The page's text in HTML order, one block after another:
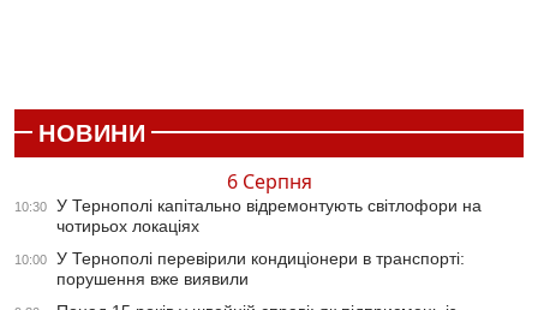
НОВИНИ
6 Серпня
10:30
У Тернополі капітально відремонтують світлофори на
чотирьох локаціях
10:00
У Тернополі перевірили кондиціонери в транспорті:
порушення вже виявили